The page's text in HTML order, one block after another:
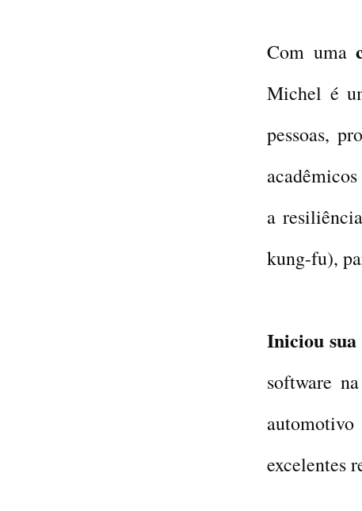
Com uma
Michel é
pessoas,
a
kung-fu),
Iniciou
software
excelentes